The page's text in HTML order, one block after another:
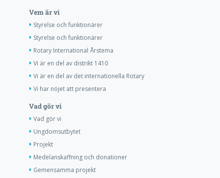
Vem är vi
Styrelse och funktionärer
Styrelse och funktionärer
Rotary International Årstema
Vi är en del av distrikt 1410
Vi är en del av det internationella Rotary
Vi har nöjet att presentera
Vad gör vi
Vad gör vi
Ungdomsutbytet
Projekt
Medelanskaffning och donationer
Gemensamma projekt